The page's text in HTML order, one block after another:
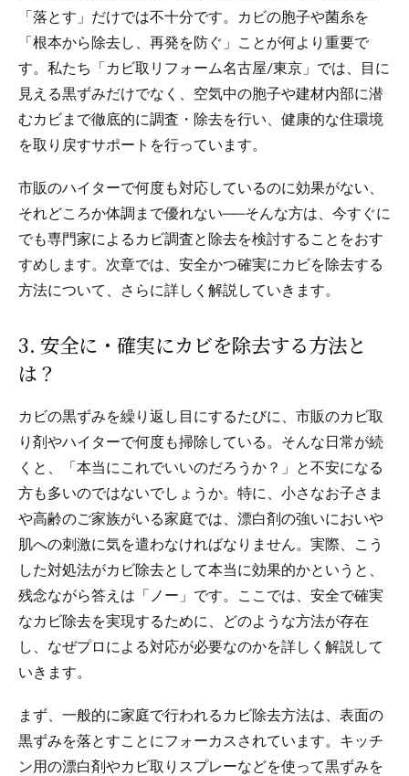
「落とす」だけでは不十分です。カビの胞子や菌糸を
「根本から除去し、再発を防ぐ」ことが何より重要で
す。私たち「カビ取リフォーム名古屋/東京」では、目に
見える黒ずみだけでなく、空気中の胞子や建材内部に潜
むカビまで徹底的に調査・除去を行い、健康的な住環境
を取り戻すサポートを行っています。
市販のハイターで何度も対応しているのに効果がない、
それどころか体調まで優れない──そんな方は、今すぐに
でも専門家によるカビ調査と除去を検討することをおす
すめします。次章では、安全かつ確実にカビを除去する
方法について、さらに詳しく解説していきます。
3. 安全に・確実にカビを除去する方法と
は？
カビの黒ずみを繰り返し目にするたびに、市販のカビ取
り剤やハイターで何度も掃除している。そんな日常が続
くと、「本当にこれでいいのだろうか？」と不安になる
方も多いのではないでしょうか。特に、小さなお子さま
や高齢のご家族がいる家庭では、漂白剤の強いにおいや
肌への刺激に気を遣わなければなりません。実際、こう
した対処法がカビ除去として本当に効果的かというと、
残念ながら答えは「ノー」です。ここでは、安全で確実
なカビ除去を実現するために、どのような方法が存在
し、なぜプロによる対応が必要なのかを詳しく解説して
いきます。
まず、一般的に家庭で行われるカビ除去方法は、表面の
黒ずみを落とすことにフォーカスされています。キッチ
ン用の漂白剤やカビ取りスプレーなどを使って黒ずみを